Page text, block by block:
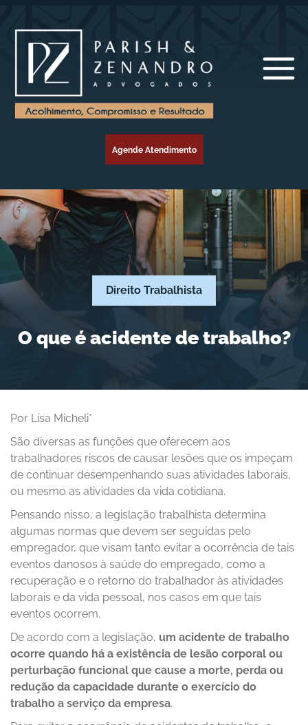
Agende Atendimento
Direito Trabalhista
O que é acidente de trabalho?
Por Lisa Micheli*
São diversas as funções que oferecem aos
trabalhadores riscos de causar lesões que os impeçam
de continuar desempenhando suas atividades laborais,
ou mesmo as atividades da vida cotidiana.
Pensando nisso, a legislação trabalhista determina
algumas normas que devem ser seguidas pelo
empregador, que visam tanto evitar a ocorrência de tais
eventos danosos à saúde do empregado, como a
recuperação e o retorno do trabalhador às atividades
laborais e da vida pessoal, nos casos em que tais
eventos ocorrem.
De acordo com a legislação, um acidente de trabalho
ocorre quando há a existência de lesão corporal ou
perturbação funcional que cause a morte, perda ou
redução da capacidade durante o exercício do
trabalho a serviço da empresa.